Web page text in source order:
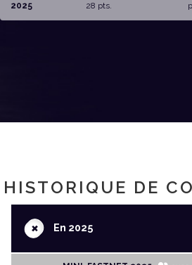
2025 28 pts.
HISTORIQUE DE
+En 2025